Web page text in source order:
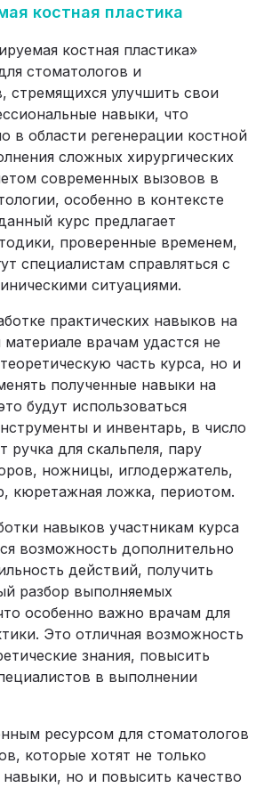
костная пластика
костная пластика»
стоматологов и
стремящихся улучшить свои
навыки, что
в области регенерации костной
сложных хирургических
современных вызовов в
особенно в контексте
курс предлагает
проверенные временем,
специалистам справляться с
ситуациями.
практических навыков на
врачам удастся не
часть курса, но и
полученные навыки на
будут использоваться
и инвентарь, в число
ручка для скальпеля, пару
ножницы, иглодержатель,
кюретажная ложка, периотом.
навыков участникам курса
возможность дополнительно
действий, получить
разбор выполняемых
особенно важно врачам для
Это отличная возможность
знания, повысить
в выполнении
ресурсом для стоматологов
которые хотят не только
но и повысить качество